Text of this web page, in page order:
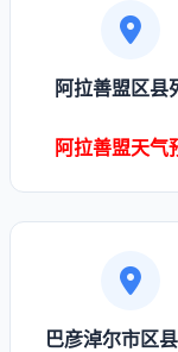
阿拉善盟区县
阿拉善盟天气
巴彦淖尔市区